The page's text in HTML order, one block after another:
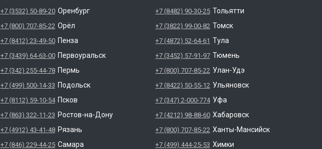
+7 (3532) 50-89-20 Оренбург
+7 (800) 707-85-22 Орёл
+7 (8412) 23-49-50 Пенза
+7 (3439) 64-63-00 Первоуральск
+7 (342) 255-44-78 Пермь
+7 (499) 500-14-33 Подольск
+7 (8112) 59-10-54 Псков
+7 (863) 322-11-23 Ростов-на-Дону
+7 (4912) 43-41-48 Рязань
+7 (846) 229-44-25 Самара
+7 (8482) 90-30-25 Тольятти
+7 (3822) 99-00-82 Томск
+7 (4872) 52-64-61 Тула
+7 (3452) 57-91-97 Тюмень
+7 (800) 707-85-22 Улан-Удэ
+7 (8422) 50-55-12 Ульяновск
+7 (347) 2-000-774 Уфа
+7 (4212) 98-88-60 Хабаровск
+7 (800) 707-85-22 Ханты-Мансийск
+7 (499) 444-25-53 Химки